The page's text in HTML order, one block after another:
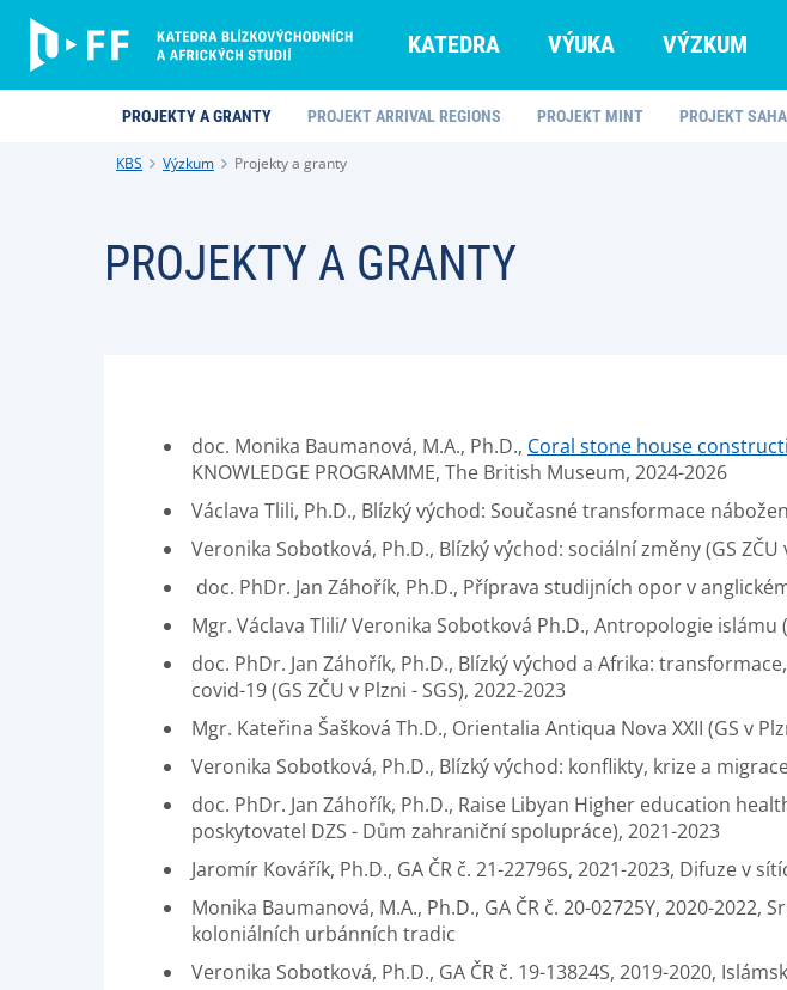
KATEDRA VÝUKA VÝZKUM
PROJEKTY A GRANTY PROJEKT ARRIVAL REGIONS PROJEKT MINT PROJEKT SAHA
KBS Výzkum Projekty a granty
PROJEKTY A GRANTY
doc. Monika Baumanová, M.A., Ph.D., Coral stone house
KNOWLEDGE PROGRAMME, The British Museum, 2024-2026
Václava Tlili, Ph.D., Blízký východ: Současné transformace
Veronika Sobotková, Ph.D., Blízký východ: sociální změny (GS ZČU
doc. PhDr. Jan Záhořík, Ph.D., Příprava studijních opor v
Mgr. Václava Tlili/ Veronika Sobotková Ph.D., Antropologie islámu
doc. PhDr. Jan Záhořík, Ph.D., Blízký východ a Afrika:
covid-19 (GS ZČU v Plzni - SGS), 2022-2023
Mgr. Kateřina Šašková Th.D., Orientalia Antiqua Nova XXII (GS v
Veronika Sobotková, Ph.D., Blízký východ: konflikty, krize a migrace
doc. PhDr. Jan Záhořík, Ph.D., Raise Libyan Higher education
poskytovatel DZS - Dům zahraniční spolupráce), 2021-2023
Jaromír Kovářík, Ph.D., GA ČR č. 21-22796S, 2021-2023, Difuze v
Monika Baumanová, M.A., Ph.D., GA ČR č. 20-02725Y, 2020-
koloniálních urbánních tradic
Veronika Sobotková, Ph.D., GA ČR č. 19-13824S, 2019-2020,